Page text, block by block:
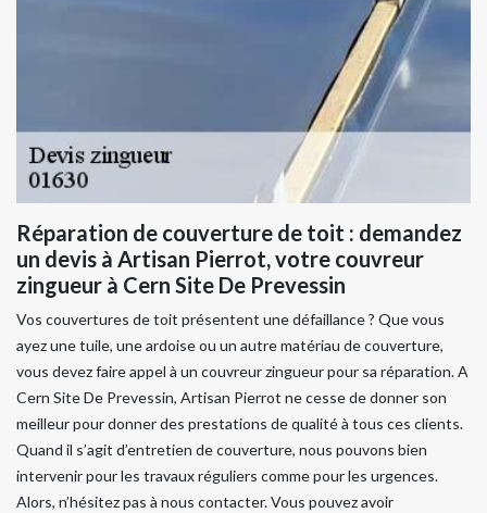
Réparation de couverture de toit : demandez
un devis à Artisan Pierrot, votre couvreur
zingueur à Cern Site De Prevessin
Vos couvertures de toit présentent une défaillance ? Que vous
ayez une tuile, une ardoise ou un autre matériau de couverture,
vous devez faire appel à un couvreur zingueur pour sa réparation. A
Cern Site De Prevessin, Artisan Pierrot ne cesse de donner son
meilleur pour donner des prestations de qualité à tous ces clients.
Quand il s’agit d’entretien de couverture, nous pouvons bien
intervenir pour les travaux réguliers comme pour les urgences.
Alors, n’hésitez pas à nous contacter. Vous pouvez avoir